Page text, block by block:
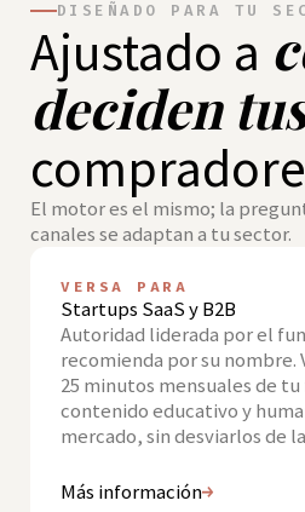
DISEÑADO PARA TU
Ajustado a
deciden
El motor es el mismo; la
canales se adaptan a tu sector.
VERSA PARA
Startups SaaS y B2B
Autoridad liderada por el
recomienda por su nombre.
25 minutos mensuales de
contenido educativo y
mercado, sin desviarlos de
Más información